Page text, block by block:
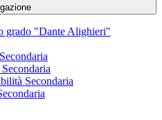
grado "Dante Alighieri"
Secondaria